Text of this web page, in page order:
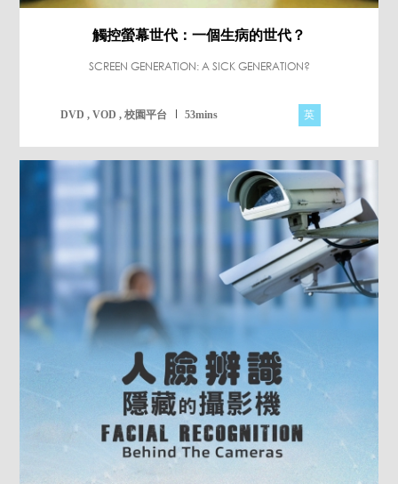
觸控螢幕世代：一個生病的世代？
SCREEN GENERATION: A SICK GENERATION?
DVD , VOD , 校園平台 53mins 英